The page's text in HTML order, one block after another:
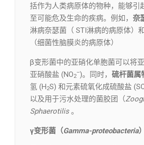
括作为人类病原体的物种，能够引
至可能危及生命的疾病。例如， 奈
淋病奈瑟菌（ STI淋病的病原体）
（细菌性脑膜炎的病原体）
β变形菌中的亚硝化单胞菌可以将
亚硝酸盐 (NO2
–)。同时， 硫杆菌属
氢 (H2S) 和元素硫氧化成硫酸盐
以及用于污水处理的菌胶团（
Sphaerotilis 。
γ变形菌（Gamma-proteobacteria）